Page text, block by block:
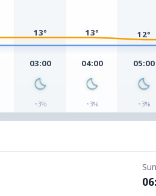
13°
03:00
◔3%
13°
04:00
◔3%
12°
05:00
◔3%